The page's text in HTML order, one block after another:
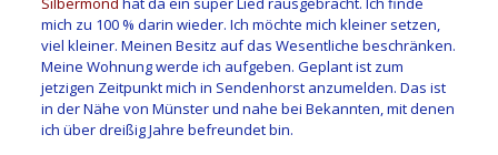
mich zu 100 % darin wieder. Ich möchte mich kleiner setzen,
viel kleiner. Meinen Besitz auf das Wesentliche beschränken.
Meine Wohnung werde ich aufgeben. Geplant ist zum
jetzigen Zeitpunkt mich in Sendenhorst anzumelden. Das ist
in der Nähe von Münster und nahe bei Bekannten, mit denen
ich über dreißig Jahre befreundet bin.